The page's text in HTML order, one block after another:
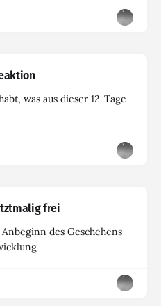
was aus dieser 12-Tage-
frei
des Geschehens